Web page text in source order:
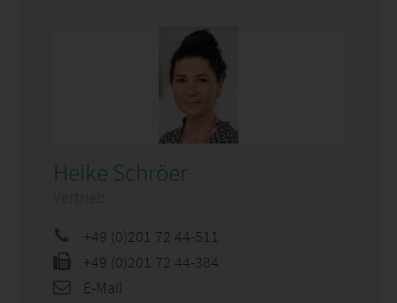
Heike Schröer
+49 (0)201 72 44-511
+49 (0)201 72 44-384
E-Mail